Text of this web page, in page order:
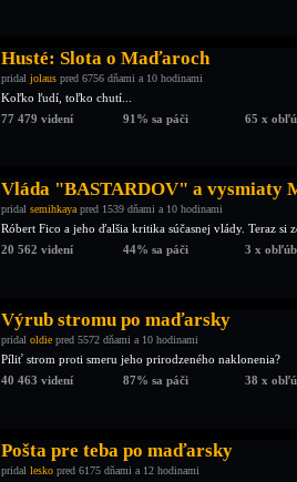
Husté: Slota o Maďaroch
pridal jolaus pred 6756 dňami a 10 hodinami
Koľko ľudí, toľko chutí...
77 479 videní
91% sa páči 65 x
Vláda "BASTARDOV" a vysmiaty
pridal semihkaya pred 1539 dňami a 10 hodinami
Róbert Fico a jeho ďalšia kritika súčasnej vlády. Teraz
20 562 videní
44% sa páči 3 x
Výrub stromu po maďarsky
pridal oldie pred 5572 dňami a 10 hodinami
Píliť strom proti smeru jeho prirodzeného naklonenia?
40 463 videní
87% sa páči 38 x
Pošta pre teba po maďarsky
pridal lesko pred 6175 dňami a 12 hodinami